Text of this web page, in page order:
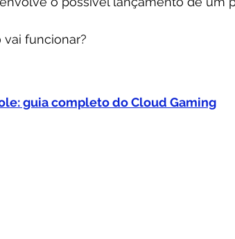
vai funcionar?
guia completo do Cloud Gaming